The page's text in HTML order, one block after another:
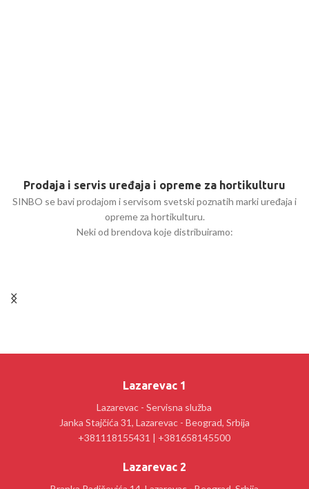
Prodaja i servis uređaja i opreme za hortikulturu
SINBO se bavi prodajom i servisom svetski poznatih marki uređaja i
opreme za hortikulturu.
Neki od brendova koje distribuiramo:
Lazarevac 1
Lazarevac - Servisna služba
Janka Stajčića 31, Lazarevac - Beograd, Srbija
+381118155431 | +381658145500
Lazarevac 2